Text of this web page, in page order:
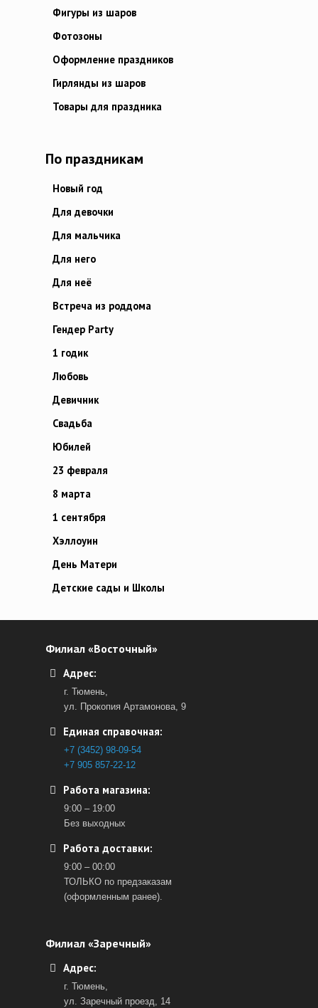
Фигуры из шаров
Фотозоны
Оформление праздников
Гирлянды из шаров
Товары для праздника
По праздникам
Новый год
Для девочки
Для мальчика
Для него
Для неё
Встреча из роддома
Гендер Party
1 годик
Любовь
Девичник
Свадьба
Юбилей
23 февраля
8 марта
1 сентября
Хэллоуин
День Матери
Детские сады и Школы
Филиал «Восточный»
Адрес:
г. Тюмень,
ул. Прокопия Артамонова, 9
Единая справочная:
+7 (3452) 98-09-54
+7 905 857-22-12
Работа магазина:
9:00 – 19:00
Без выходных
Работа доставки:
9:00 – 00:00
ТОЛЬКО по предзаказам
(оформленным ранее).
Филиал «Заречный»
Адрес:
г. Тюмень,
ул. Заречный проезд, 14